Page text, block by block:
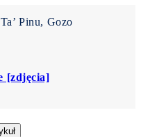
[zdjęcia]